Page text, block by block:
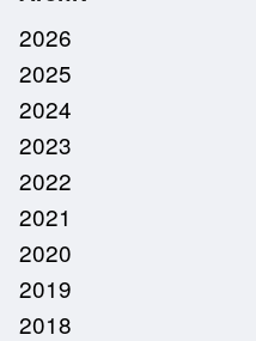
2026
2025
2024
2023
2022
2021
2020
2019
2018